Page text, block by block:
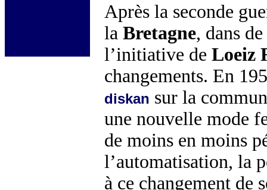
Après la seconde
la Bretagne, dans
l’initiative de Loeiz
changements. En
diskan sur la
une nouvelle mode
de moins en moins
l’automatisation, la
à ce changement de